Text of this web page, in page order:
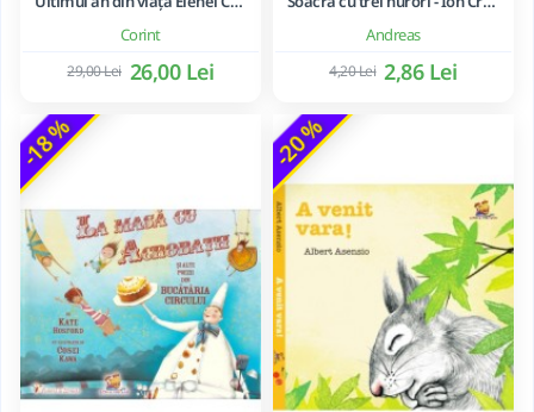
Corint
26,00 Lei
29,00 Lei
Andreas
2,86 Lei
4,20 Lei
-18 % -20 %